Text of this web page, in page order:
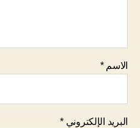
الاسم*
البريد الإلكتروني*